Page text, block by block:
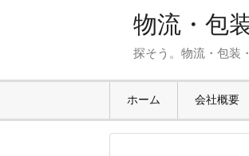
物流・包
探そう。物流・包装
ホーム 会社概要